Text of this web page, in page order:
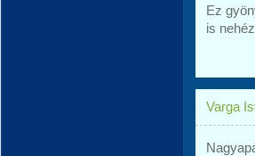
Ez
is
Varga